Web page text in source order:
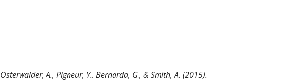
Osterwalder, A., Pigneur, Y., Bernarda, G., & Smith, A. (2015).